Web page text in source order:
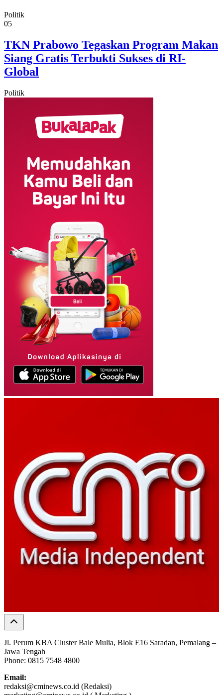
Politik
05
TKN Prabowo Tegaskan Program Makan
Siang Gratis Terbukti Sukses di RI-
Global
Politik
Jl. Perum KBA Cluster Bale Mulia, Blok E16 Saradan, Pemalang –
Jawa Tengah
Phone: 0815 7548 4800
Email:
redaksi@cminews.co.id (Redaksi)